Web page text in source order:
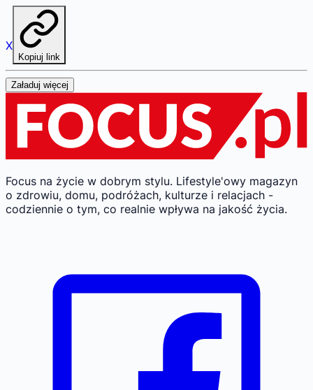
X
Kopiuj link
Załaduj więcej
Focus na życie w dobrym stylu. Lifestyle'owy magazyn
o zdrowiu, domu, podróżach, kulturze i relacjach -
codziennie o tym, co realnie wpływa na jakość życia.